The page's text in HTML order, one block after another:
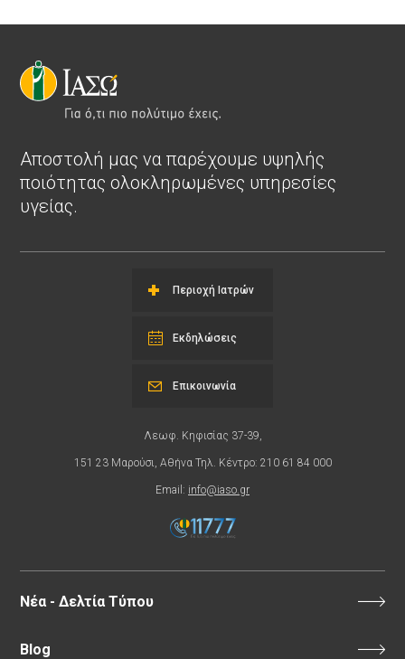
Αποστολή μας να παρέχουμε υψηλής
ποιότητας ολοκληρωμένες υπηρεσίες
υγείας.
Περιοχή Ιατρών
Εκδηλώσεις
Λεωφ. Κηφισίας 37-39,
151 23 Μαρούσι, Αθήνα Τηλ. Κέντρο: 210 61 84 000
Email: info@iaso.gr
Επικοινωνία
Νέα - Δελτία Τύπου
Blog